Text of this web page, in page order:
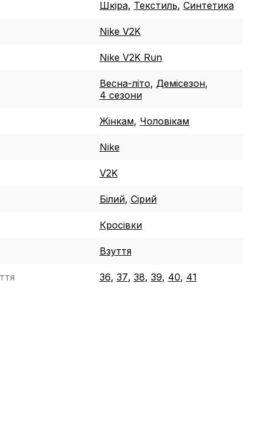
Шкіра, Текстиль, Синтетика
Nike V2K
Nike V2K Run
Весна-літо, Демісезон,
4 сезони
Жінкам, Чоловікам
Nike
V2K
Білий, Сірий
Кросівки
Взуття
36, 37, 38, 39, 40, 41